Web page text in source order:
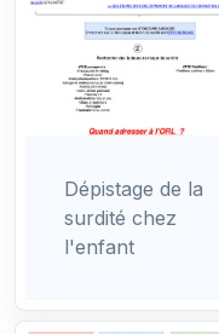
Dépistage de la
surdité chez
l'enfant